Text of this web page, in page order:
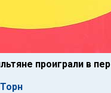
проиграли в